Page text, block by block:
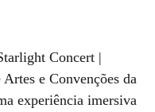
Concert |
e Convenções da
experiência imersiva